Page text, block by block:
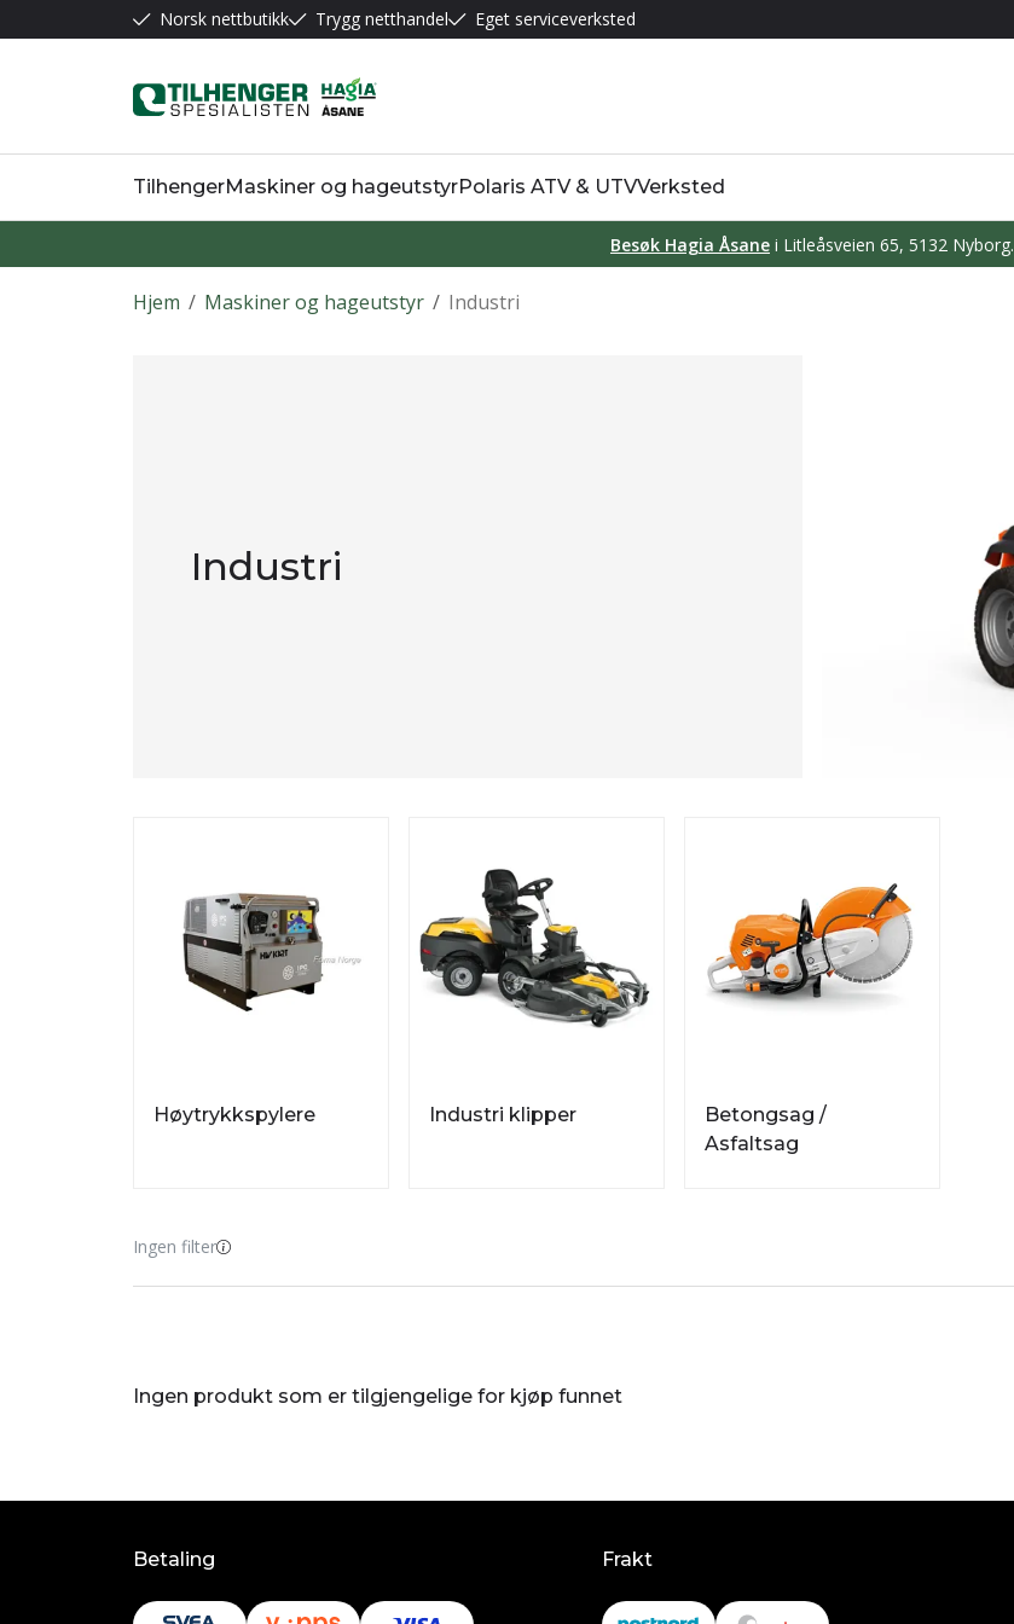
Norsk nettbutikk Trygg netthandel Eget serviceverksted
TilhengerMaskiner og hageutstyrPolaris ATV & UTVVerksted
Besøk Hagia Åsane i Litleåsveien 65, 5132 Nyborg.
/
Hjem /
Maskiner og hageutstyr Industri
Industri
Høytrykkspylere Industri klipper
Betongsag /
Asfaltsag
Ingen filter
Ingen produkt som er tilgjengelige for kjøp funnet
Betaling Frakt